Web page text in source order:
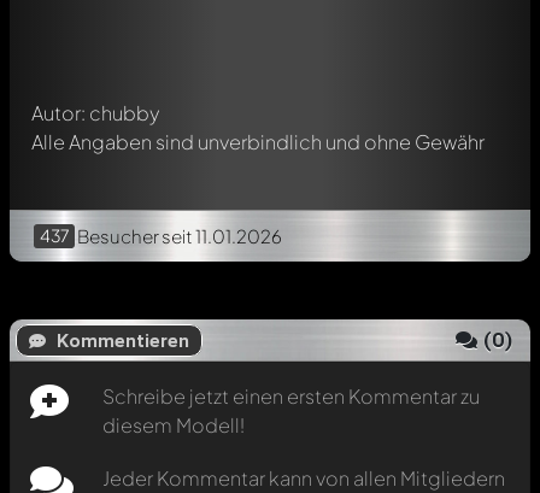
Autor: chubby
Alle Angaben sind unverbindlich und ohne Gewähr
437 Besucherseit 11.01.2026
Kommentieren (0)
Schreibe jetzt einen ersten Kommentar zu
diesem Modell!
Jeder Kommentar kann von allen Mitgliedern